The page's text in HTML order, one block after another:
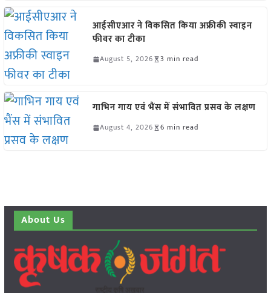
आईसीएआर ने विकसित किया अफ्रीकी स्वाइन
फीवर का टीका
August 5, 2026 3 min read
गाभिन गाय एवं भैंस में संभावित प्रसव के लक्षण
August 4, 2026 6 min read
About Us